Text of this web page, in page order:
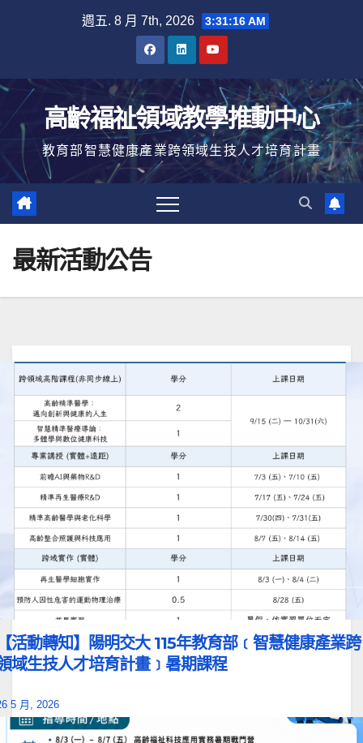
週五. 8 月 7th, 2026 3:31:17 AM
高齡福祉領域教學推動中心
教育部智慧健康產業跨領域生技人才培育計畫
最新活動公告
活動轉知】陽明交大 115年教育部﹝智慧健康產業跨
域生技人才培育計畫﹞暑期課程
5 月, 2026